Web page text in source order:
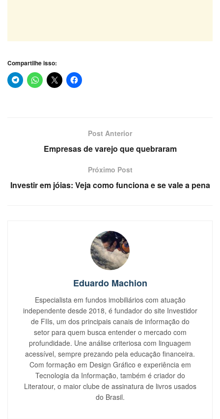
Compartilhe isso:
Post Anterior
Empresas de varejo que quebraram
Próximo Post
Investir em jóias: Veja como funciona e se vale a pena
Eduardo Machion
Especialista em fundos imobiliários com atuação
independente desde 2018, é fundador do site Investidor
de FIIs, um dos principais canais de informação do
setor para quem busca entender o mercado com
profundidade. Une análise criteriosa com linguagem
acessível, sempre prezando pela educação financeira.
Com formação em Design Gráfico e experiência em
Tecnologia da Informação, também é criador do
Literatour, o maior clube de assinatura de livros usados
do Brasil.